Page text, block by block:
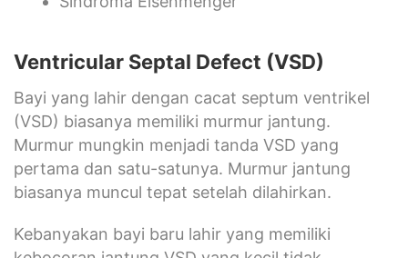
Ventricular Septal Defect (VSD)
Bayi yang lahir dengan cacat septum ventrikel
(VSD) biasanya memiliki murmur jantung.
Murmur mungkin menjadi tanda VSD yang
pertama dan satu-satunya. Murmur jantung
biasanya muncul tepat setelah dilahirkan.
Kebanyakan bayi baru lahir yang memiliki